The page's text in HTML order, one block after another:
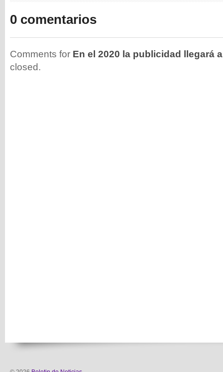
0 comentarios
Comments for En el 2020 la publicidad llegará
closed.